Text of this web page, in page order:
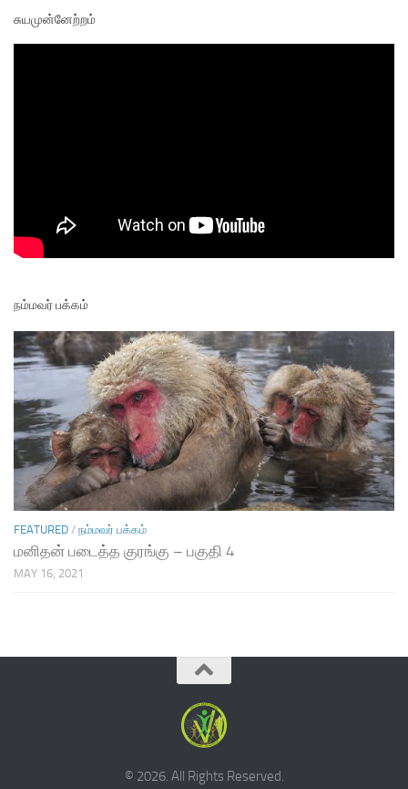
சுயமுன்னேற்றம்
நம்மவர் பக்கம்
FEATURED / நம்மவர் பக்கம்
மனிதன் படைத்த குரங்கு – பகுதி 4
MAY 16, 2021
© 2026. All Rights Reserved.